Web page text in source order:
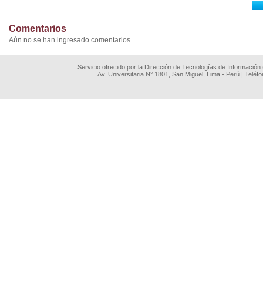
Comentarios
Aún no se han ingresado comentarios
Servicio ofrecido por la Dirección de Tecnologías de
Av. Universitaria N° 1801, San Miguel, Lima - Perú |